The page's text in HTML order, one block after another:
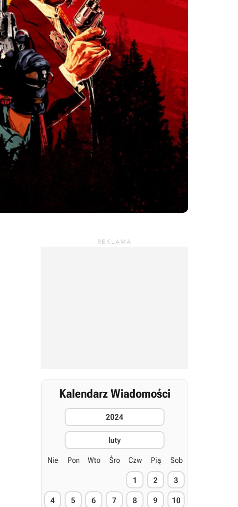
Kalendarz Wiadomości
2024
luty
Nie Pon Wto Śro Czw Pią Sob
1 2 3
4 5 6 7 8 9 10